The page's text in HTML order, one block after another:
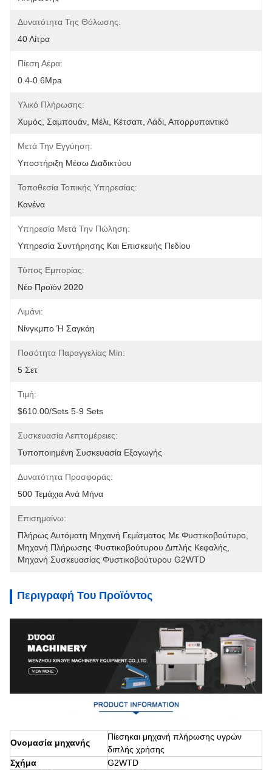
Δυνατότητα Της Θόλωσης:
40 Λίτρα
Πίεση Αέρα:
0.4-0.6Mpa
Υλικό Πλήρωσης:
Χυμός, Σαμπουάν, Μέλι, Κέτσαπ, Λάδι, Απορρυπαντικό
Μετά Την Εγγύηση:
Υποστήριξη Μέσω Διαδικτύου
Τοποθεσία Τοπικής Υπηρεσίας:
Κανένα
Υπηρεσία Μετά Την Πώληση:
Υπηρεσία Συντήρησης Και Επισκευής Πεδίου
Τύπος Εμπορίας:
Νέο Προϊόν 2020
Λιμάνι:
Νίνγκμπο Ή Σαγκάη
Ποσότητα Παραγγελίας Min:
5 Σετ
Τιμή:
$610.00/sets 5-9 Sets
Συσκευασία Λεπτομέρειες:
Τυποποιημένη Συσκευασία Εξαγωγής
Δυνατότητα Προσφοράς:
500 Τεμάχια Ανά Μήνα
Επισημαίνω:
Πλήρως Αυτόματη Μηχανή Γεμίσματος Με Φυστικοβούτυρο
Μηχανή Πλήρωσης Φυστικοβούτυρου Διπλής Κεφαλής
Μηχανή Συσκευασίας Φυστικοβούτυρου G2WTD
Περιγραφή Του Προϊόντος
Ονομασία μηχανής
Πίεσηκαι μηχανή πλήρωσης υγρών
διπλής χρήσης
Σχήμα
G2WTD